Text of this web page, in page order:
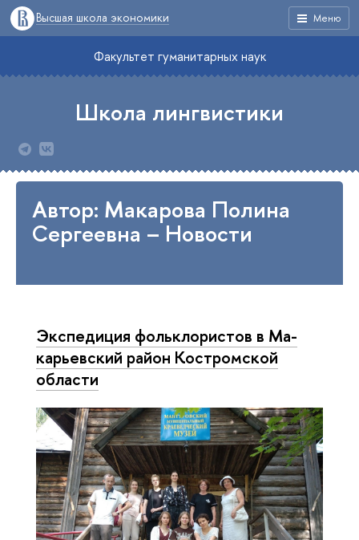
Меню
Высшая школа экономики
Факультет гуманитарных наук
Школа лингвистики
Автор: Макарова Полина
Сергеевна – Новости
Экспедиция фольк­ло­ри­стов в Ма­
ка­рьев­ский район Костромской
области